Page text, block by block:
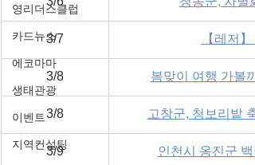
영리더스클럽
카드뉴스
에코마마
생태관광
이벤트
지역컨설팅
3/7 【레저
3/8 봄맞이 여행 가볼
3/8 고창군, 청보리밭
3/9 인천시 옹진군